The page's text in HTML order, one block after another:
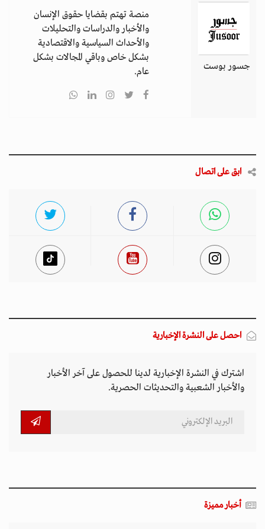
جسور بوست
منصة تهتم بقضايا حقوق الإنسان
والأخبار والدراسات والتحليلات
والأحداث السياسية والاقتصادية
بشكل خاص وباقي المجالات بشكل
عام.
ابق على اتصال
احصل على النشرة الإخبارية
اشترك في النشرة الإخبارية لدينا للحصول على آخر الأخبار
والأخبار الشعبية والتحديثات الحصرية.
أخبار مميزة